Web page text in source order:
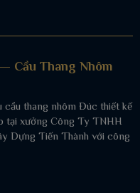
Cầu Thang Nhôm
cầu thang nhôm Đúc thiết kế
tại xưởng Công Ty TNHH
Dựng Tiến Thành với công